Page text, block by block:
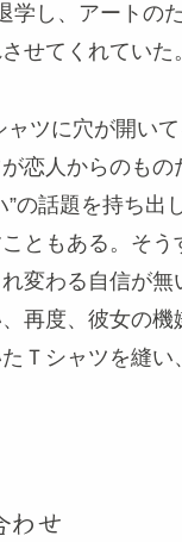
学し、アートの
せてくれていた。
ツに穴が開い
恋人からのも
の話題を持ち
ともある。そ
変わる自信が
再度、彼女の機
Ｔシャツを縫
わせ